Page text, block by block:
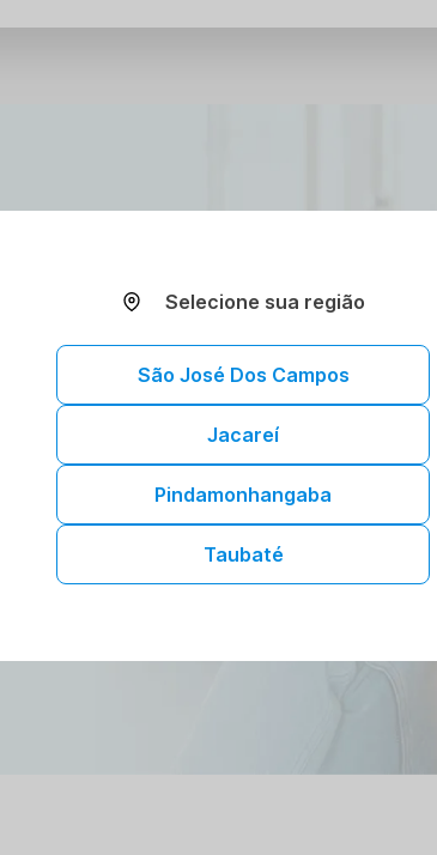
AGENDAR ONLINE
Selecione sua região
São José Dos Campos
Jacareí
Pindamonhangaba
Taubaté